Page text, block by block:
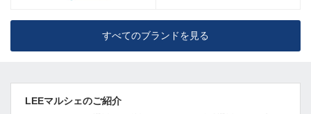
すべてのブランドを見る
LEEマルシェのご紹介